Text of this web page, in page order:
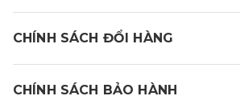
thao.
CHÍNH SÁCH ĐỔI HÀNG
CHÍNH SÁCH BẢO HÀNH